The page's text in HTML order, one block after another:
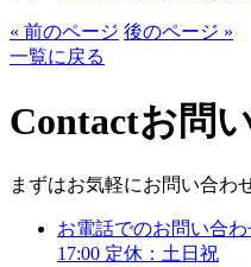
« 前のページ 後のページ »
一覧に戻る
Contactお問
まずはお気軽にお問い合わ
お電話でのお問い合わ
17:00 定休：土日祝